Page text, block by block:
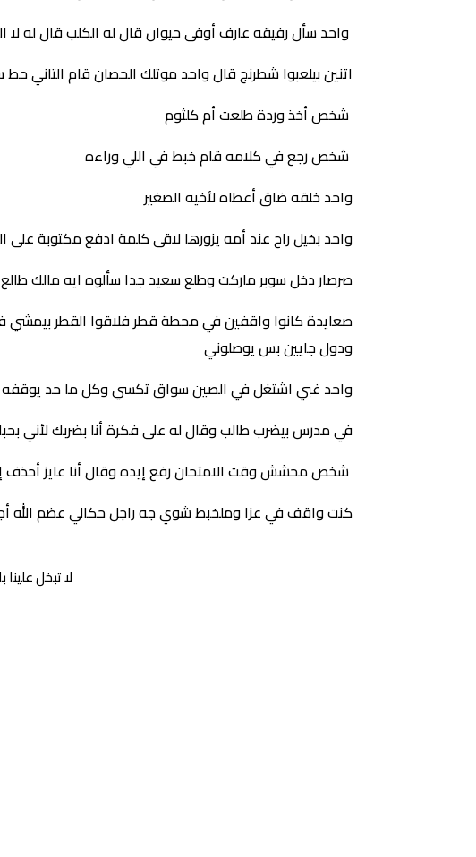
واحد سأل رفيقه عارف أوفى حيوان قال له الكلب قال له
اتنين بيلعبوا شطرنج قال واحد موتلك الحصان قام التاني حط
شخص أخذ وردة طلعت أم كلثوم
شخص رجع في كلامه قام خبط في اللي وراءه
واحد خلقه ضاق أعطاه لأخيه الصغير
واحد بخيل راح عند أمه يزورها لاقى كلمة ادفع مكتوبة على
صرصار دخل سوبر ماركت وطلع سعيد جدا سألوه ايه مالك
صعايدة كانوا واقفين في محطة قطر فلاقوا القطر بيمشي
ودول جايين بس يوصلوني
واحد غبي اشتغل في الصين سواق تكسي وكل ما حد يوقفه
في مدرس بيضرب طالب وقال له على فكرة أنا بضربك لأني
شخص محشش وقت الامتحان رفع إيده وقال أنا عايز أحذف
كنت واقف في عزا وملخبط شوي جه راجل حكالي عضم الله
لا تبخل